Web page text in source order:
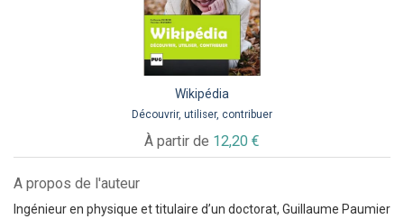
Wikipédia
Découvrir, utiliser, contribuer
À partir de 12,20 €
A propos de l'auteur
Ingénieur en physique et titulaire d’un doctorat, Guillaume Paumier